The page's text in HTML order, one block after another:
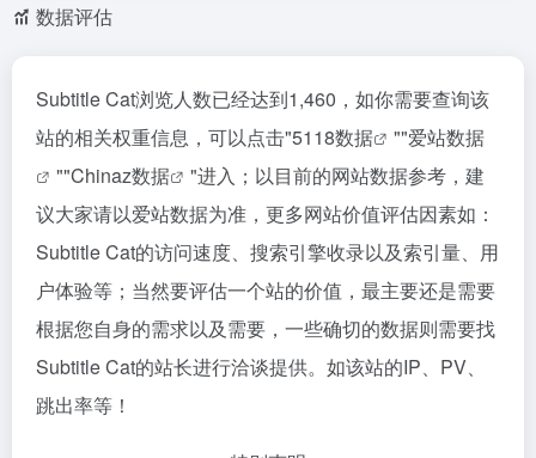
数据评估
Subtitle Cat浏览人数已经达到1,460，如你需要查询该
站的相关权重信息，可以点击"5118数据 ""爱站数据
""Chinaz数据
"进入；以目前的网站数据参考，建
议大家请以爱站数据为准，更多网站价值评估因素如：
Subtitle Cat的访问速度、搜索引擎收录以及索引量、用
户体验等；当然要评估一个站的价值，最主要还是需要
根据您自身的需求以及需要，一些确切的数据则需要找
Subtitle Cat的站长进行洽谈提供。如该站的IP、PV、
跳出率等！